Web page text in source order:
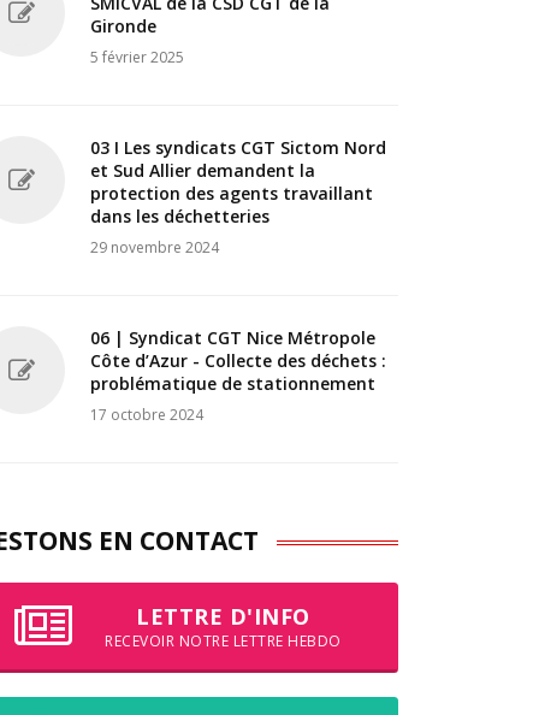
Gironde
5 février 2025
03 I Les syndicats CGT Sictom Nord
et Sud Allier demandent la
protection des agents travaillant
dans les déchetteries
29 novembre 2024
06 | Syndicat CGT Nice Métropole
Côte d’Azur - Collecte des déchets :
problématique de stationnement
17 octobre 2024
EN CONTACT
LETTRE D'INFO
RECEVOIR NOTRE LETTRE HEBDO